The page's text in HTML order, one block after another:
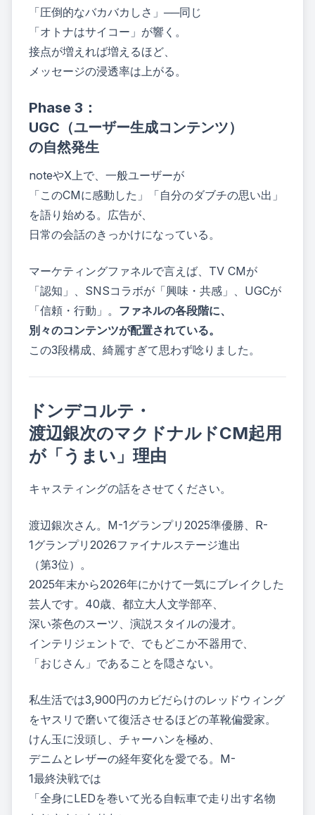
「圧倒的なバカバカしさ」──同じ
「オトナはサイコー」が響く。
接点が増えれば増えるほど、
メッセージの浸透率は上がる。
Phase 3：
UGC（ユーザー生成コンテンツ）
の自然発生
noteやX上で、一般ユーザーが
「このCMに感動した」「自分のダブチの思い出」
を語り始める。広告が、
日常の会話のきっかけになっている。
マーケティングファネルで言えば、TV CMが
「認知」、SNSコラボが「興味・共感」、UGCが
「信頼・行動」。 ファネルの各段階に、
別々のコンテンツが配置されている。
この3段構成、綺麗すぎて思わず唸りました。
ドンデコルテ・
渡辺銀次のマクドナルドCM起用
が「うまい」理由
キャスティングの話をさせてください。
渡辺銀次さん。M-1グランプリ2025準優勝、R-
1グランプリ2026ファイナルステージ進出
（第3位）。
2025年末から2026年にかけて一気にブレイクした
芸人です。40歳、都立大人文学部卒、
深い茶色のスーツ、演説スタイルの漫才。
インテリジェントで、でもどこか不器用で、
「おじさん」であることを隠さない。
私生活では3,900円のカビだらけのレッドウィング
をヤスリで磨いて復活させるほどの革靴偏愛家。
けん玉に没頭し、チャーハンを極め、
デニムとレザーの経年変化を愛でる。M-
1最終決戦では
「全身にLEDを巻いて光る自転車で走り出す名物